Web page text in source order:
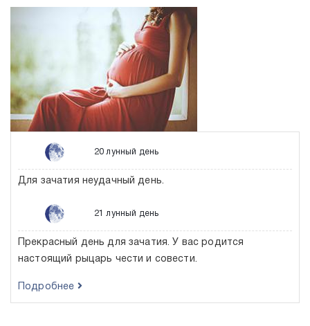
20 лунный день
Для зачатия неудачный день.
21 лунный день
Прекрасный день для зачатия. У вас родится
настоящий рыцарь чести и совести.
Подробнее